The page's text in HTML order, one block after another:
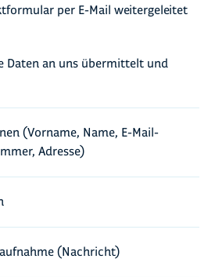
per E-Mail weitergeleitet
Daten an uns übermittelt und
(Vorname, Name, E-Mail-
Adresse)
(Nachricht)